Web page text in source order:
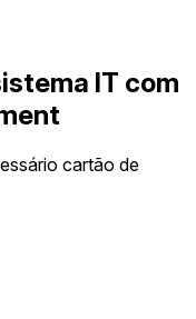
IT com
cartão de